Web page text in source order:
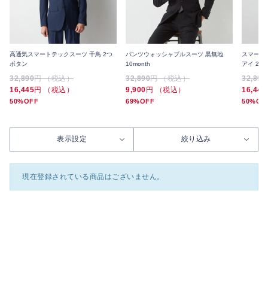
高通気スマートテックスーツ 千鳥 2つ
ボタン
32,890円 （税込）
16,445円 （税込）
50%OFF
パンツウォッシャブルスーツ 黒無地
10month
32,890円 （税込）
9,900 円 （税込）
69%OFF
スマート
アイ 2つ
32,890
16,445
表示設定 絞り込み
現在登録されている商品はございません。